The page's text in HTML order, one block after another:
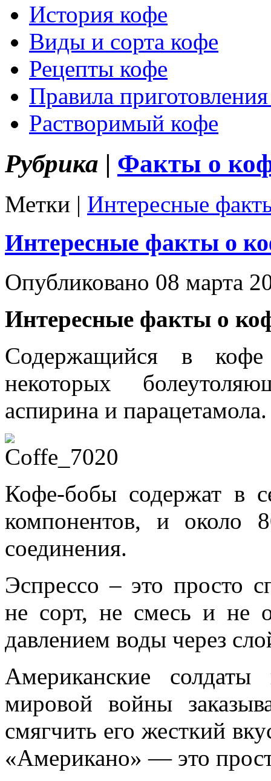
История кофе
Виды и сорта кофе
Рецепты кофе
Правила
Растворимый кофе
Рубрика | Факты о
Метки | Интересные
Интересные факты о
Опубликовано 08 марта
Интересные факты о
Содержащийся в кофе
некоторых
аспирина и парацетамола.
Кофе-бобы содержат в
компонентов, и около
соединения.
Эспрессо – это просто
не сорт, не смесь и не
давлением воды через
Американские
мировой войны
смягчить его жесткий
«Американо» — это